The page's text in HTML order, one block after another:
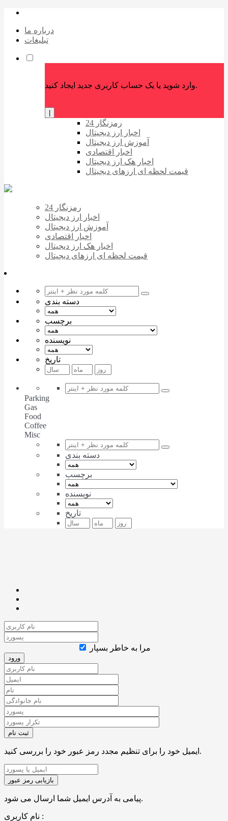
درباره ما
تبلیغات
وارد شوید یا یک حساب کاربری جدید ایجاد کنید.
رمزنگار 24
اخبار ارز دیجیتال
آموزش ارز دیجیتال
اخبار اقتصادی
اخبار هک ارز دیجیتال
قیمت لحظه ای ارزهای دیجیتال
رمزنگار 24
اخبار ارز دیجیتال
آموزش ارز دیجیتال
اخبار اقتصادی
اخبار هک ارز دیجیتال
قیمت لحظه ای ارزهای دیجیتال
دسته بندی
برچسب
نویسنده
تاریخ
Parking
Gas
Food
Coffee
Misc
دسته بندی
برچسب
نویسنده
تاریخ
مرا به خاطر بسپار
ایمیل خود را برای تنظیم مجدد رمز عبور خود را بررسی کنید.
پیامی به آدرس ایمیل شما ارسال می شود.
نام کاربری :